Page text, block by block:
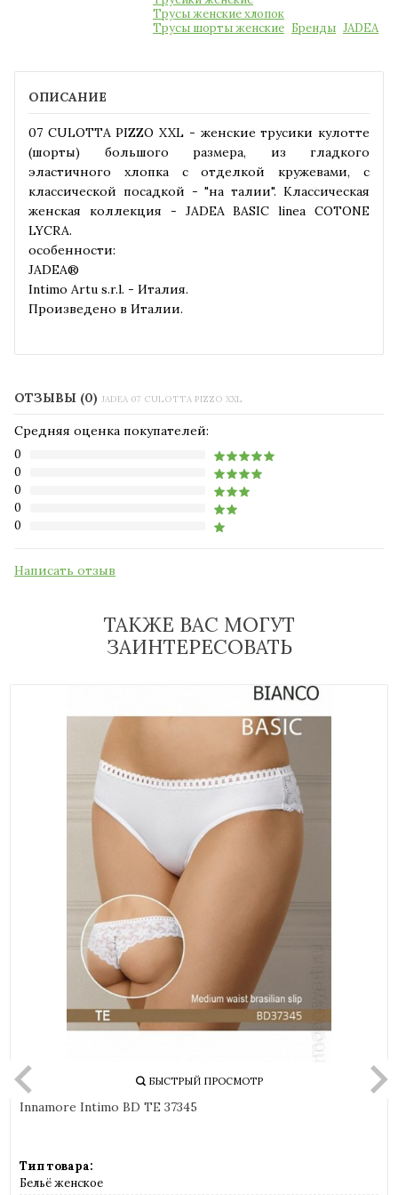
Трусы женские хлопок
Трусы шорты женские Бренды JADEA
ОПИСАНИЕ
07 CULOTTA PIZZO XXL - женские трусики кулотте
(шорты) большого размера, из гладкого
эластичного хлопка с отделкой кружевами, с
классической посадкой - "на талии". Классическая
женская коллекция - JADEA BASIC linea COTONE
LYCRA.
особенности:
JADEA®
Intimo Artu s.r.l. - Италия.
Произведено в Италии.
ОТЗЫВЫ (0) JADEA 07 CULOTTA PIZZO XXL
Средняя оценка покупателей:
0
0
0
0
0
Написать отзыв
ТАКЖЕ ВАС МОГУТ
ЗАИНТЕРЕСОВАТЬ
БЫСТРЫЙ ПРОСМОТР
Innamore Intimo BD TE 37345
Тип товара:
Бельё женское